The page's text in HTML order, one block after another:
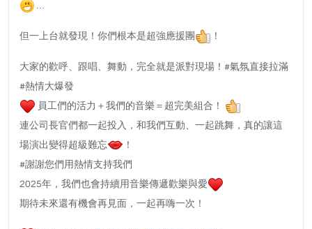
…
但一上台就發現！你們根本是超強應援團 ！
大家的歡呼、跟唱、舞動，完全就是派對現場！#氣氛直接拉滿
#熱情大爆發
員工們的活力＋我們的音樂＝超完美組合！
連公司長官們都一起投入，和我們互動、一起跳舞，真的讓這
場演出變得超級難忘
！
#謝謝您們用熱情支持我們
2025年，我們也會持續用音樂傳遞歡樂與愛
期待未來還有機會再見面，一起再嗨一次！